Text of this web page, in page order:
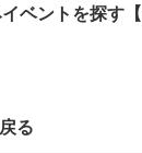
ベントを探す【
る